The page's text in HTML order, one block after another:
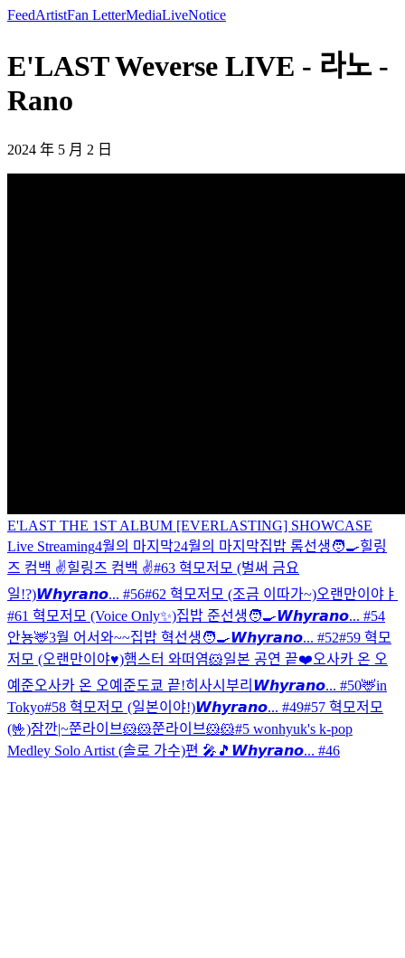
FeedArtistFan LetterMediaLiveNotice
E'LAST Weverse LIVE - 라노 -
Rano
2024 年 5 月 2 日
E'LAST THE 1ST ALBUM [EVERLASTING] SHOWCASE
Live Streaming4월의 마지막24월의 마지막집밥 롬선생🧑‍🍳힐링
즈 컴백 ✌️힐링즈 컴백 ✌️#63 혁모저모 (벌써 금요
일!?)𝙒𝙝𝙮𝙧𝙖𝙣𝙤... #56#62 혁모저모 (조금 이따가~)오랜만이야ㅑ
#61 혁모저모 (Voice Only✨)집밥 준선생🧑‍🍳𝙒𝙝𝙮𝙧𝙖𝙣𝙤... #54
안뇽🦌3월 어서와~~집밥 혁선생🧑‍🍳𝙒𝙝𝙮𝙧𝙖𝙣𝙤... #52#59 혁모
저모 (오랜만이야♥)햄스터 와떠염🐹일본 공연 끝❤️오사카 온 오
예준오사카 온 오예준도쿄 끝!히사시부리 𝙒𝙝𝙮𝙧𝙖𝙣𝙤... #50🦌in
Tokyo#58 혁모저모 (일본이야!)𝙒𝙝𝙮𝙧𝙖𝙣𝙤... #49#57 혁모저모
(🤟)잠깐|~쭌라이브🐹🐹쭌라이브🐹🐹#5 wonhyuk's k-pop
Medley Solo Artist (솔로 가수)편 🎤🎵 𝙒𝙝𝙮𝙧𝙖𝙣𝙤... #46